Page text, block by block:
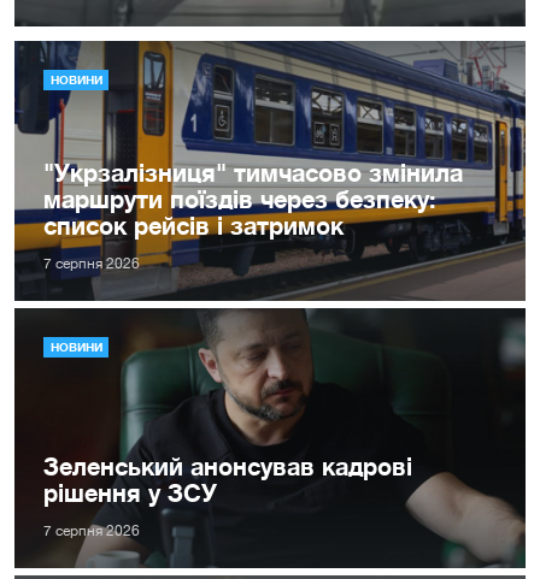
НОВИНИ
"Укрзалізниця" тимчасово змінила
маршрути поїздів через безпеку:
список рейсів і затримок
7 серпня 2026
НОВИНИ
Зеленський анонсував кадрові
рішення у ЗСУ
7 серпня 2026